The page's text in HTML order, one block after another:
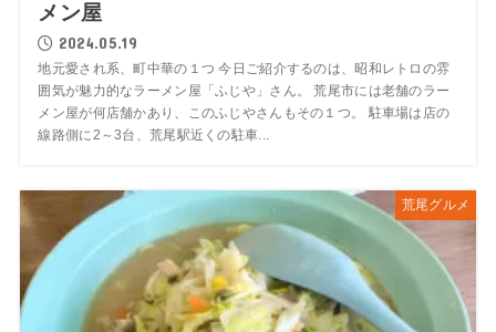
メン屋
2024.05.19
地元愛され系、町中華の１つ 今日ご紹介するのは、昭和レトロの雰
囲気が魅力的なラーメン屋「ふじや」さん。 荒尾市には老舗のラー
メン屋が何店舗かあり、このふじやさんもその１つ。 駐車場は店の
線路側に2～3台、荒尾駅近くの駐車...
荒尾グルメ